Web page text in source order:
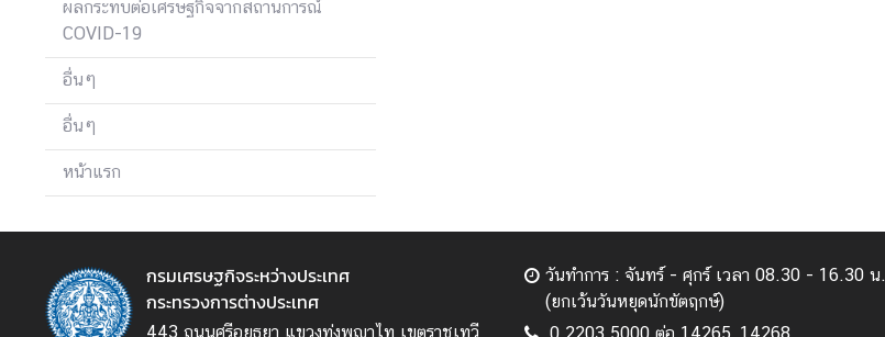
ก
ปิ
ด
ผ
ย
อ
มู
ผลกระทบต่อเศรษฐกิจจากสถานการณ์
COVID-19
อื่นๆ
อื่นๆ
หน้าแรก
กรมเศรษฐกิจระหว่างประเทศ
กระทรวงการต่างประเทศ
443 ถนนศรีอยุธยา แขวงทุ่งพญาไท เขตราชเทวี
วันทำการ : จันทร์ - ศุกร์ เวลา 08.30 - 16.30 น.
(ยกเว้นวันหยุดนักขัตฤกษ์)